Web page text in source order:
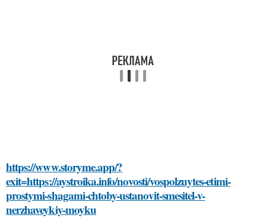
https://www.storyme.app/?
exit=https://aystroika.info/novosti/vospolzuytes-etimi-
prostymi-shagami-chtoby-ustanovit-smesitel-v-
nerzhaveykiy-moyku